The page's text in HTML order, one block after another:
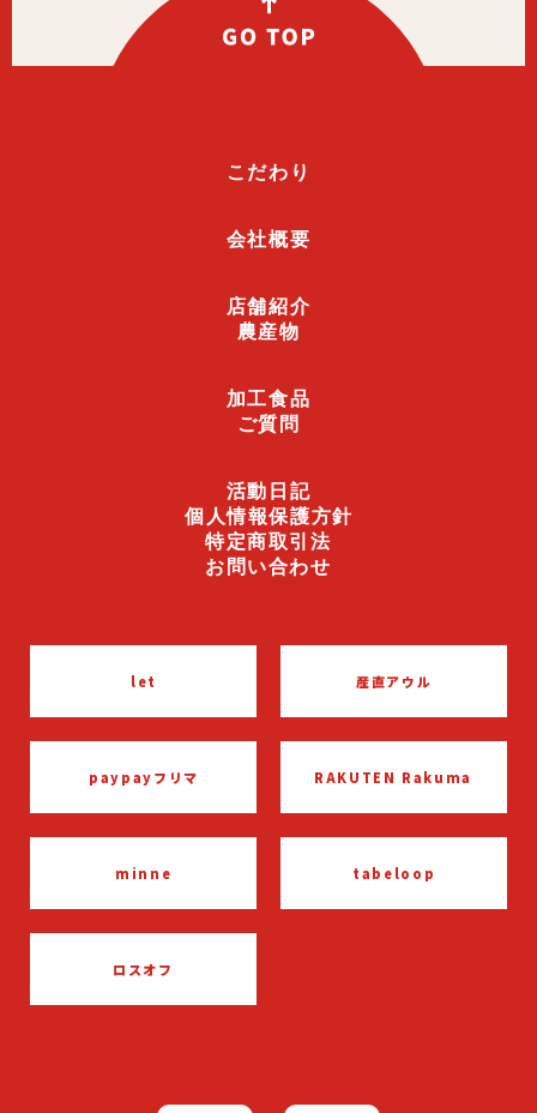
こだわり
会社概要
店舗紹介
農産物
加工食品
ご質問
活動日記
個人情報保護方針
特定商取引法
お問い合わせ
let 産直アウル
paypayフリマ RAKUTEN Rakuma
minne tabeloop
ロスオフ